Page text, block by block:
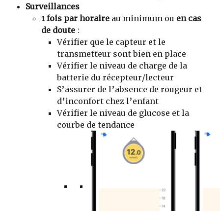
Surveillances
1 fois par horaire au minimum ou en cas
de doute :
Vérifier que le capteur et le
transmetteur sont bien en place
Vérifier le niveau de charge de la
batterie du récepteur/lecteur
S’assurer de l’absence de rougeur et
d’inconfort chez l’enfant
Vérifier le niveau de glucose et la
courbe de tendance